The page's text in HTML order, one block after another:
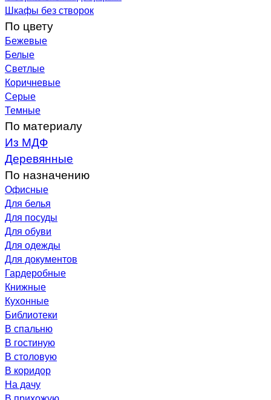
Шкафы без створок
По цвету
Бежевые
Белые
Светлые
Коричневые
Серые
Темные
По материалу
Из МДФ
Деревянные
По назначению
Офисные
Для белья
Для посуды
Для обуви
Для одежды
Для документов
Гардеробные
Книжные
Кухонные
Библиотеки
В спальню
В гостиную
В столовую
В коридор
На дачу